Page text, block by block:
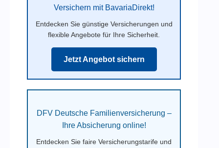
Versichern mit BavariaDirekt!
Entdecken Sie günstige Versicherungen und
flexible Angebote für Ihre Sicherheit.
Jetzt Angebot sichern
DFV Deutsche Familienversicherung –
Ihre Absicherung online!
Entdecken Sie faire Versicherungstarife und